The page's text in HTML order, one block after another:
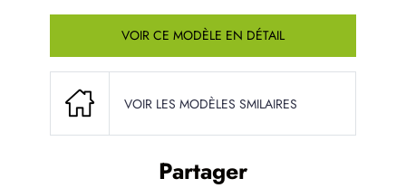
VOIR CE MODÈLE EN DÉTAIL
VOIR LES MODÈLES SMILAIRES
Partager